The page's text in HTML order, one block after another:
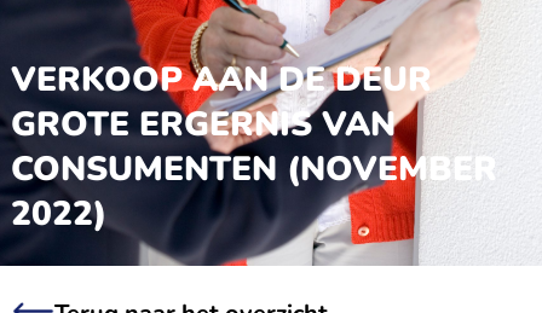
VERKOOP AAN DE DEUR
GROTE ERGERNIS VAN
CONSUMENTEN (NOVEMBER
2022)